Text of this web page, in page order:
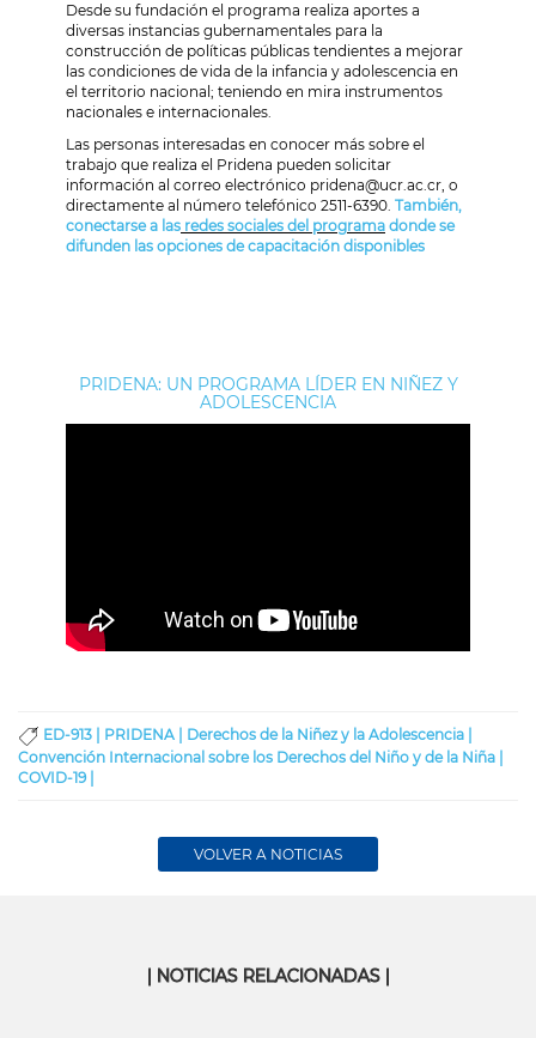
Desde su fundación el programa realiza aportes a
diversas instancias gubernamentales para la
construcción de políticas públicas tendientes a mejorar
las condiciones de vida de la infancia y adolescencia en
el territorio nacional; teniendo en mira instrumentos
nacionales e internacionales.
Las personas interesadas en conocer más sobre el
trabajo que realiza el Pridena pueden solicitar
información al correo electrónico pridena@ucr.ac.cr, o
directamente al número telefónico 2511-6390. También,
conectarse a las redes sociales del programa donde se
difunden las opciones de capacitación disponibles
PRIDENA: UN PROGRAMA LÍDER EN NIÑEZ Y
ADOLESCENCIA
ED-913 | PRIDENA | Derechos de la Niñez y la Adolescencia |
Convención Internacional sobre los Derechos del Niño y de la Niña |
COVID-19 |
VOLVER A NOTICIAS
| NOTICIAS RELACIONADAS |